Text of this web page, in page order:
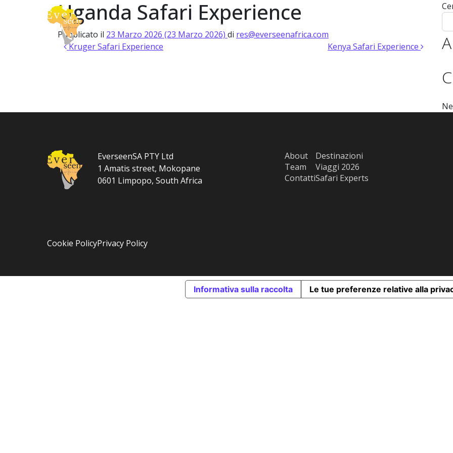
Vai al contenuto
Navigazione principale Safari Expert
Uganda Safari Experience
Pubblicato il 23 Marzo 2026 (23 Marzo 2026) di res@everseenafrica.com
Navigazione articoli
Kruger Safari Experience Kenya Safari Experience
EverseenSA PTY Ltd
1 Amatis street, Mokopane
0601 Limpopo, South Africa
About
Team
Contatti
Destinazioni
Viaggi 2026
Safari Experts
Cookie PolicyPrivacy Policy
Informativa sulla raccolta Le tue preferenze relative alla